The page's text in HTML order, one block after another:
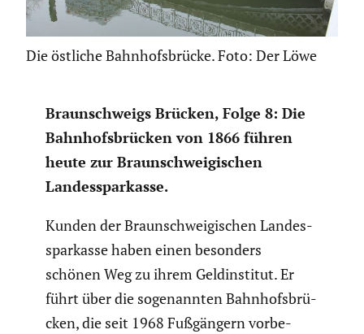
Die östliche Bahnhofsbrücke. Foto: Der Löwe
Braun­schweigs Brücken, Folge 8: Die
Bahnhofs­brü­cken von 1866 führen
heute zur Braun­schwei­gi­schen
Landes­spar­kasse.
Kunden der Braun­schwei­gi­schen Landes­
spar­kasse haben einen besonders
schönen Weg zu ihrem Geldin­stitut. Er
führt über die sogenannten Bahnhofs­brü­
cken, die seit 1968 Fußgän­gern vorbe­